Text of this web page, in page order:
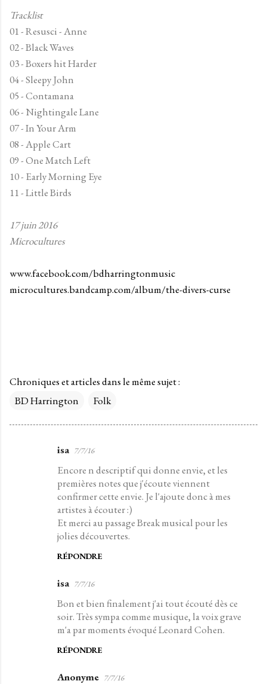
Tracklist
01 - Resusci - Anne
02 - Black Waves
03 - Boxers hit Harder
04 - Sleepy John
05 - Contamana
06 - Nightingale Lane
07 - In Your Arm
08 - Apple Cart
09 - One Match Left
10 - Early Morning Eye
11 - Little Birds
17 juin 2016
Microcultures
www.facebook.com/bdharringtonmusic
microcultures.bandcamp.com/album/the-divers-curse
Chroniques et articles dans le même sujet :
BD Harrington
Folk
isa 7/7/16
Encore n descriptif qui donne envie, et les
premières notes que j'écoute viennent
confirmer cette envie. Je l'ajoute donc à mes
artistes à écouter :)
Et merci au passage Break musical pour les
jolies découvertes.
RÉPONDRE
isa 7/7/16
Bon et bien finalement j'ai tout écouté dès ce
soir. Très sympa comme musique, la voix grave
m'a par moments évoqué Leonard Cohen.
RÉPONDRE
Anonyme 7/7/16